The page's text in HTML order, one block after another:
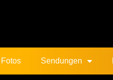
Fotos Sendungen